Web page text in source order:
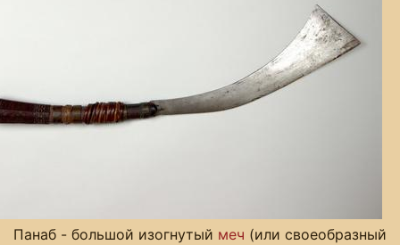
Панаб - большой изогнутый меч (или своеобразный